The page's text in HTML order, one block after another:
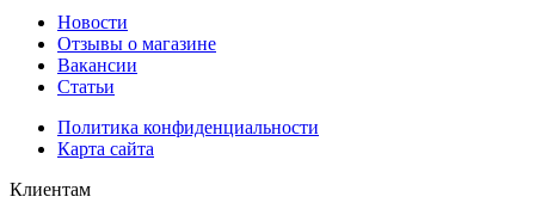
Новости
Отзывы о магазине
Вакансии
Статьи
Политика конфиденциальности
Карта сайта
Клиентам